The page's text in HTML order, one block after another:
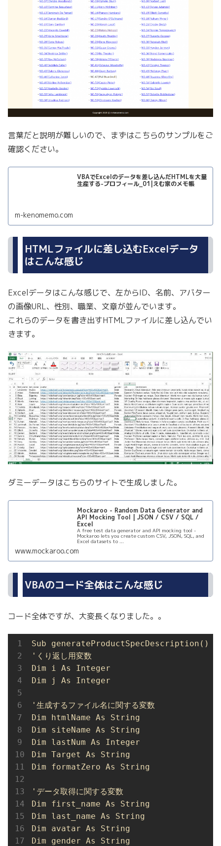
言葉だと説明が難しいので、まずはこちらのサンプルをご
確認ください。
VBAでExcelのデータを差し込んだHTMLを大量
生産する-プロフィール_01|えむ家のメモ帳
m-kenomemo.com
HTMLファイルに差し込むExcelデータ
はこんな感じ
Excelデータはこんな感じで、左からID、名前、アバター
の画像URL、性別、職業、文章が並んでいます。
これらのデータを書き出すHTMLファイルに差し込んでい
きます。
ダミーデータはこちらのサイトで生成しました。
Mockaroo - Random Data Generator and
API Mocking Tool | JSON / CSV / SQL /
Excel
A free test data generator and API mocking tool -
Mockaroo lets you create custom CSV, JSON, SQL, and
Excel datasets to ...
www.mockaroo.com
VBAのコード全体はこんな感じ
コード全体ですが、大変長くなりました。。
Sub generateProductSpecDescription()
'くり返し用変数
Dim i As Integer
Dim j As Integer
'生成するファイル名に関する変数
Dim htmlName As String
Dim siteName As String
Dim lastNum As Integer
Dim Target As String
Dim formatZero As String
'データ取得に関する変数
Dim first_name As String
Dim last_name As String
Dim avatar As String
Dim gender As String